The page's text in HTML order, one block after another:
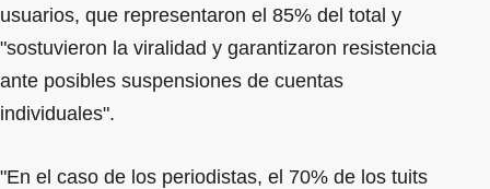
usuarios, que representaron el 85% del total y
"sostuvieron la viralidad y garantizaron resistencia
ante posibles suspensiones de cuentas
individuales".
"En el caso de los periodistas, el 70% de los tuits